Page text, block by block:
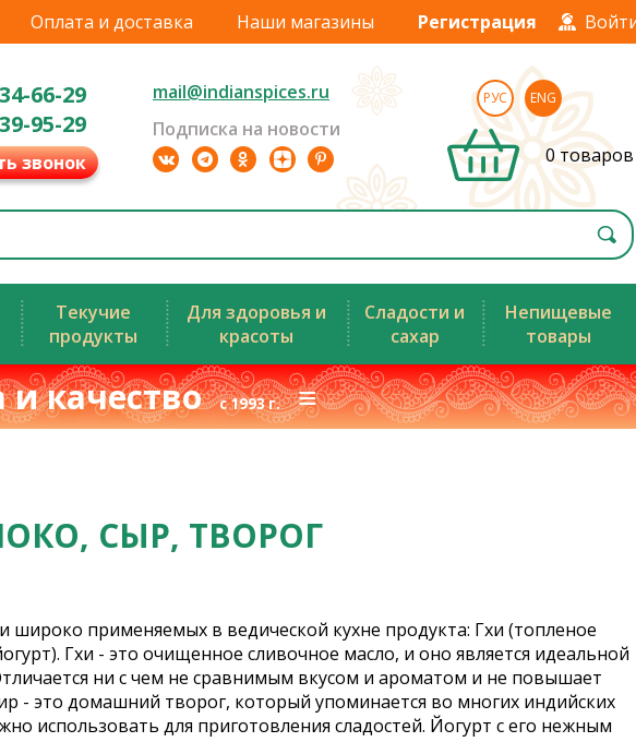
Оплата и доставка Наши магазины Регистрация
66-29
95-29
звонок
mail@indianspices.ru
Подписка на новости
РУС ENG
0 товаров
Текучие
продукты
Для здоровья и
красоты
Сладости и
сахар
Непищевые
товары
и качествос 1993 г.≡
СЫР, ТВОРОГ
применяемых в ведической кухне продукта: Гхи (топленое
Гхи - это очищенное сливочное масло, и оно является идеальной
ни с чем не сравнимым вкусом и ароматом и не повышает
- это домашний творог, который упоминается во многих индийских
использовать для приготовления сладостей. Йогурт с его нежным